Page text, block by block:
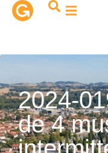
principal
2024-
de 4